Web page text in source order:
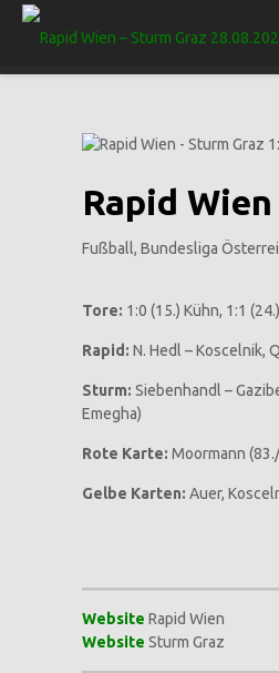
Rapid
Fußball, Bundesliga
Tore: 1:0 (15.) Kühn, 1:1
Rapid:N. Hedl – Koscelnik,
Sturm: Siebenhandl –
Emegha)
Rote Karte: Moormann
Gelbe Karten: Auer,
Website Rapid Wien
Website Sturm Graz